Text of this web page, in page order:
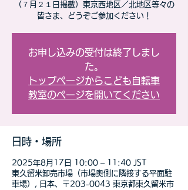
（７月２１日掲載）東京西地区／北地区等々の
皆さま、どうぞご参加ください！
お申し込みの受付は終了しまし
た。
トップページからこども自転車
教室のページを開いてください
日時・場所
2025年8月17日 10:00 – 11:40 JST
東久留米卸売市場（市場奥側に隣接する平面駐
車場）, 日本、〒203-0043 東京都東久留米市